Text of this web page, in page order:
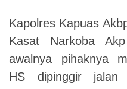
Kapolres Kapuas
Kasat Narkoba
awalnya pihaknya
HS dipinggir jalan